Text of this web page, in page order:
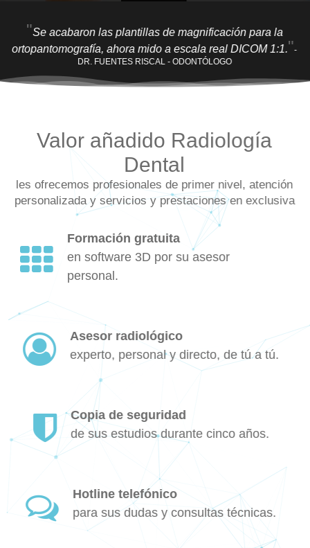
"Se acabaron las plantillas de magnificación para la
ortopantomografía, ahora mido a escala real DICOM 1:1."-
DR. FUENTES RISCAL - ODONTÓLOGO
Valor añadido Radiología
Dental
les ofrecemos profesionales de primer nivel, atención
personalizada y servicios y prestaciones en exclusiva
Formación gratuita
en software 3D por su asesor
personal.
Asesor radiológico
experto, personal y directo, de tú a tú.
Copia de seguridad
de sus estudios durante cinco años.
Hotline telefónico
para sus dudas y consultas técnicas.